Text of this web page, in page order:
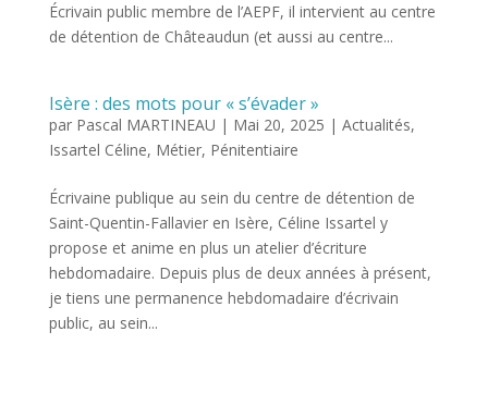
Écrivain public membre de l’AEPF, il intervient au centre
de détention de Châteaudun (et aussi au centre...
Isère : des mots pour « s’évader »
par Pascal MARTINEAU | Mai 20, 2025 | Actualités,
Issartel Céline, Métier, Pénitentiaire
Écrivaine publique au sein du centre de détention de
Saint-Quentin-Fallavier en Isère, Céline Issartel y
propose et anime en plus un atelier d’écriture
hebdomadaire. Depuis plus de deux années à présent,
je tiens une permanence hebdomadaire d’écrivain
public, au sein...